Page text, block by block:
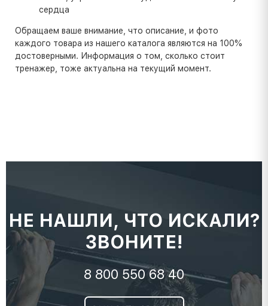
сердца
Обращаем ваше внимание, что описание, и фото
каждого товара из нашего каталога являются на 100%
достоверными. Информация о том, сколько стоит
тренажер, тоже актуальна на текущий момент.
НЕ НАШЛИ, ЧТО ИСКАЛИ?
ЗВОНИТЕ!
8 800 550 68 40